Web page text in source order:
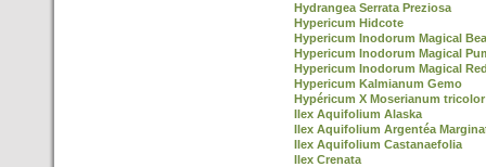
Hydrangea Serrata Preziosa
Hypericum Hidcote
Hypericum Inodorum Magical
Hypericum Inodorum Magical
Hypericum Inodorum Magical
Hypericum Kalmianum Gemo
Hypéricum X Moserianum tricolor
Ilex Aquifolium Alaska
Ilex Aquifolium Argentéa
Ilex Aquifolium Castanaefolia
Ilex Crenata